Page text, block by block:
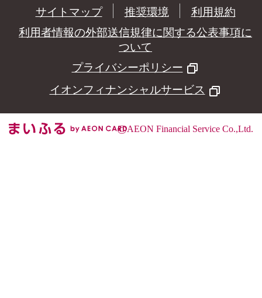
サイトマップ 推奨環境
利用規約
利用者情報の外部送信規律に関する公表事項に
ついて
プライバシーポリシー
イオンフィナンシャルサービス
©AEON Financial Service Co.,Ltd.